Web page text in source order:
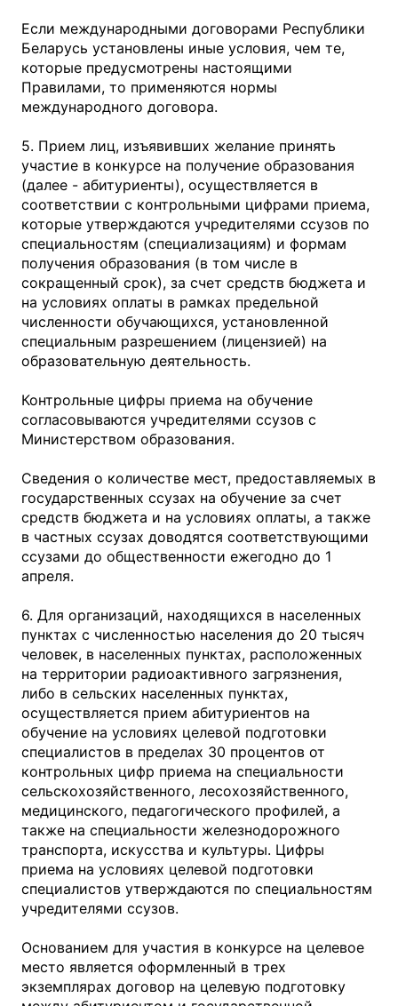
Если международными договорами Республики
Беларусь установлены иные условия, чем те,
которые предусмотрены настоящими
Правилами, то применяются нормы
международного договора.
5. Прием лиц, изъявивших желание принять
участие в конкурсе на получение образования
(далее - абитуриенты), осуществляется в
соответствии с контрольными цифрами приема,
которые утверждаются учредителями ссузов по
специальностям (специализациям) и формам
получения образования (в том числе в
сокращенный срок), за счет средств бюджета и
на условиях оплаты в рамках предельной
численности обучающихся, установленной
специальным разрешением (лицензией) на
образовательную деятельность.
Контрольные цифры приема на обучение
согласовываются учредителями ссузов с
Министерством образования.
Сведения о количестве мест, предоставляемых в
государственных ссузах на обучение за счет
средств бюджета и на условиях оплаты, а также
в частных ссузах доводятся соответствующими
ссузами до общественности ежегодно до 1
апреля.
6. Для организаций, находящихся в населенных
пунктах с численностью населения до 20 тысяч
человек, в населенных пунктах, расположенных
на территории радиоактивного загрязнения,
либо в сельских населенных пунктах,
осуществляется прием абитуриентов на
обучение на условиях целевой подготовки
специалистов в пределах 30 процентов от
контрольных цифр приема на специальности
сельскохозяйственного, лесохозяйственного,
медицинского, педагогического профилей, а
также на специальности железнодорожного
транспорта, искусства и культуры. Цифры
приема на условиях целевой подготовки
специалистов утверждаются по специальностям
учредителями ссузов.
Основанием для участия в конкурсе на целевое
место является оформленный в трех
экземплярах договор на целевую подготовку